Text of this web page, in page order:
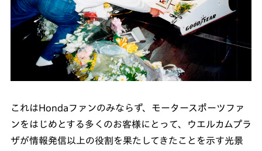
これはHondaファンのみならず、モータースポーツファ
ンをはじめとする多くのお客様にとって、ウエルカムプラ
ザが情報発信以上の役割を果たしてきたことを示す光景